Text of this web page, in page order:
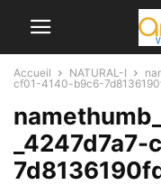
Accueil NATURAL-I
cf01-4140-b9c6-